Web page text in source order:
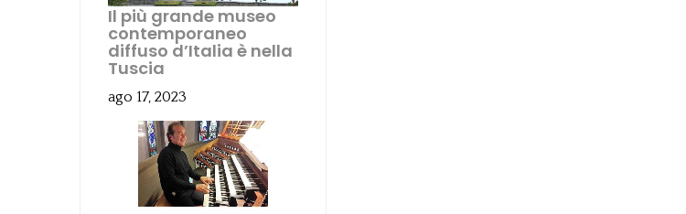
Il più grande museo
contemporaneo
diffuso d’Italia è nella
Tuscia
ago 17, 2023